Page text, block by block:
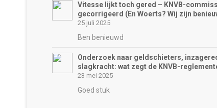
Vitesse lijkt toch gered – KNVB-
gecorrigeerd (En Woerts? Wij zijn
25 juli 2025
Ben benieuwd
Onderzoek naar geldschieters,
slagkracht: wat zegt de KNVB-
23 mei 2025
Goed stuk